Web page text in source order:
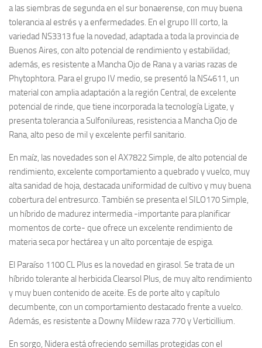
a las siembras de segunda en el sur bonaerense, con muy buena
tolerancia al estrés y a enfermedades. En el grupo III corto, la
variedad NS3313 fue la novedad, adaptada a toda la provincia de
Buenos Aires, con alto potencial de rendimiento y estabilidad;
además, es resistente a Mancha Ojo de Rana y a varias razas de
Phytophtora. Para el grupo IV medio, se presentó la NS4611, un
material con amplia adaptación a la región Central, de excelente
potencial de rinde, que tiene incorporada la tecnología Ligate, y
presenta tolerancia a Sulfonilureas, resistencia a Mancha Ojo de
Rana, alto peso de mil y excelente perfil sanitario.
En maíz, las novedades son el AX7822 Simple, de alto potencial de
rendimiento, excelente comportamiento a quebrado y vuelco, muy
alta sanidad de hoja, destacada uniformidad de cultivo y muy buena
cobertura del entresurco. También se presenta el SILO170 Simple,
un híbrido de madurez intermedia -importante para planificar
momentos de corte- que ofrece un excelente rendimiento de
materia seca por hectárea y un alto porcentaje de espiga.
El Paraíso 1100 CL Plus es la novedad en girasol. Se trata de un
híbrido tolerante al herbicida Clearsol Plus, de muy alto rendimiento
y muy buen contenido de aceite. Es de porte alto y capítulo
decumbente, con un comportamiento destacado frente a vuelco.
Además, es resistente a Downy Mildew raza 770 y Verticillium.
En sorgo, Nidera está ofreciendo semillas protegidas con el